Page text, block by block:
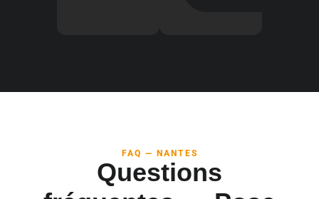
FAQ — NANTES
Questions